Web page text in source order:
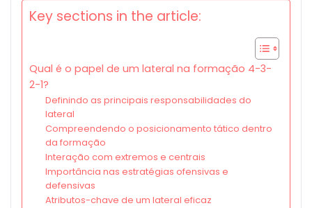
Key sections in the article:
Qual é o papel de um lateral na formação 4-3-
2-1?
Definindo as principais responsabilidades do
lateral
Compreendendo o posicionamento tático dentro
da formação
Interação com extremos e centrais
Importância nas estratégias ofensivas e
defensivas
Atributos-chave de um lateral eficaz